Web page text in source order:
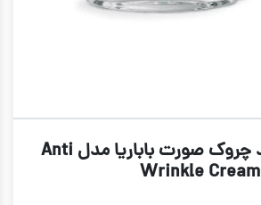
کرم رتینول ضد چروک صورت باباریا مدل Anti
Wrinkle Cream